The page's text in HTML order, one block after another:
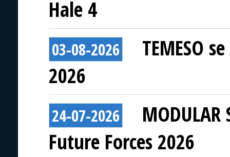
Hale 4
03-08-2026
TEMESO
2026
24-07-2026
Future Forces 2026